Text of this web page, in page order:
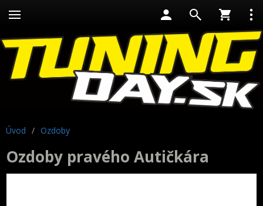
Úvod / Ozdoby
Ozdoby pravého Autičkára